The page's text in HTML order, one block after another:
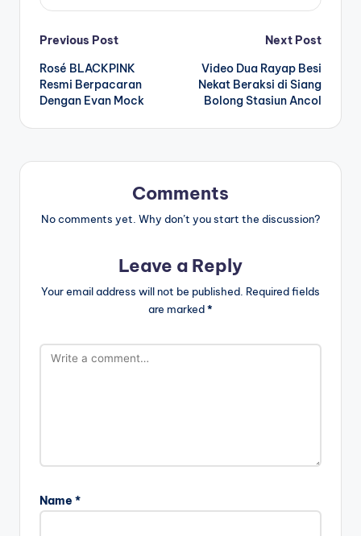
Post
navigation
Previous Post
Rosé BLACKPINK
Resmi Berpacaran
Dengan Evan Mock
Next Post
Video Dua Rayap Besi
Nekat Beraksi di Siang
Bolong Stasiun Ancol
Comments
No comments yet. Why don’t you start the discussion?
Leave a Reply
Your email address will not be published. Required fields
are marked*
Name *